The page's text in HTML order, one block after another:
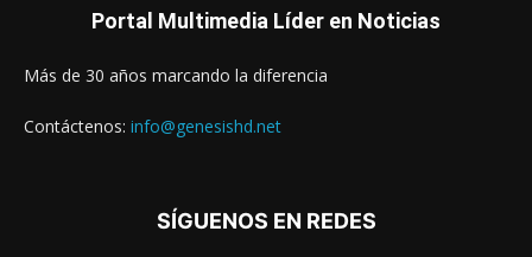
Portal Multimedia Líder en Noticias
Más de 30 años marcando la diferencia
Contáctenos: info@genesishd.net
SÍGUENOS EN REDES